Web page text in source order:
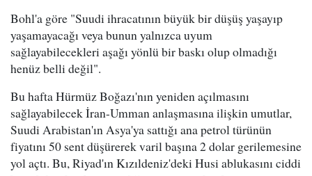
Bohl'a göre "Suudi ihracatının büyük bir düşüş yaşayıp
yaşamayacağı veya bunun yalnızca uyum
sağlayabilecekleri aşağı yönlü bir baskı olup olmadığı
henüz belli değil".
Bu hafta Hürmüz Boğazı'nın yeniden açılmasını
sağlayabilecek İran-Umman anlaşmasına ilişkin umutlar,
Suudi Arabistan'ın Asya'ya sattığı ana petrol türünün
fiyatını 50 sent düşürerek varil başına 2 dolar gerilemesine
yol açtı. Bu, Riyad'ın Kızıldeniz'deki Husi ablukasını ciddi